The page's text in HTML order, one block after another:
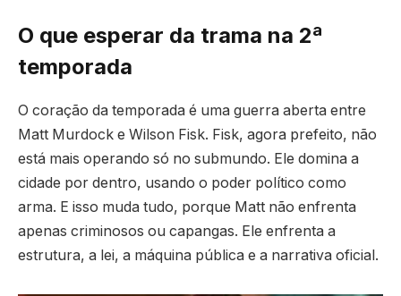
O que esperar da trama na 2ª
temporada
O coração da temporada é uma guerra aberta entre
Matt Murdock e Wilson Fisk. Fisk, agora prefeito, não
está mais operando só no submundo. Ele domina a
cidade por dentro, usando o poder político como
arma. E isso muda tudo, porque Matt não enfrenta
apenas criminosos ou capangas. Ele enfrenta a
estrutura, a lei, a máquina pública e a narrativa oficial.